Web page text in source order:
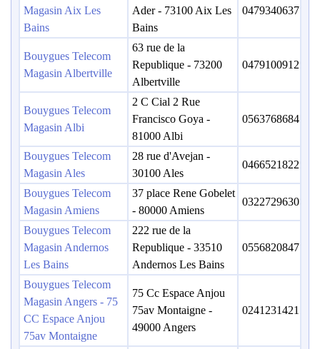
Magasin Aix Les
Bains
Ader - 73100 Aix Les
Bains
0479340637
Bouygues Telecom
Magasin Albertville
63 rue de la
Republique - 73200
Albertville
0479100912
Bouygues Telecom
Magasin Albi
2 C Cial 2 Rue
Francisco Goya -
81000 Albi
0563768684
Bouygues Telecom
Magasin Ales
28 rue d'Avejan -
30100 Ales
0466521822
Bouygues Telecom
Magasin Amiens
37 place Rene Gobelet
- 80000 Amiens
0322729630
Bouygues Telecom
Magasin Andernos
Les Bains
222 rue de la
Republique - 33510
Andernos Les Bains
0556820847
Bouygues Telecom
Magasin Angers - 75
CC Espace Anjou
75av Montaigne
75 Cc Espace Anjou
75av Montaigne -
49000 Angers
0241231421